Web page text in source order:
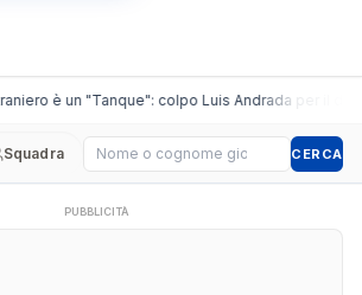
è un "Tanque": colpo Luis Andrada per il
Squadra Cerca giocatore CERCA
PUBBLICITÀ